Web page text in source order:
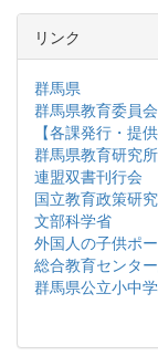
リンク
群馬県
群馬県教育委員会
【各課発行・提
群馬県教育研究
連盟双書刊行会
国立教育政策研
文部科学省
外国人の子供ポ
総合教育センタ
群馬県公立小中